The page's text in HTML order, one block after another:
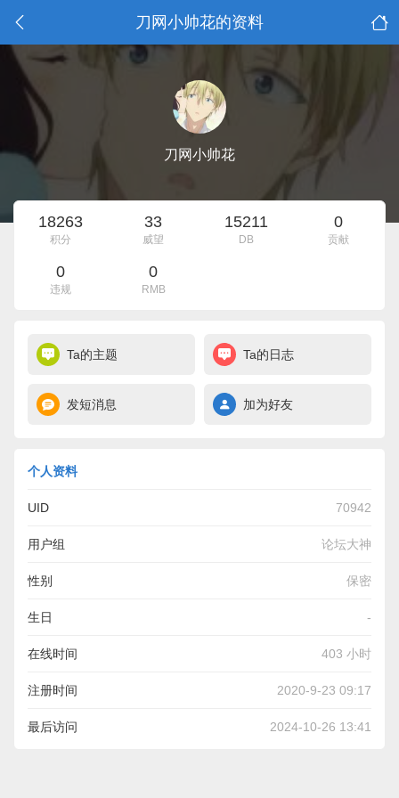
刀网小帅花的资料
刀网小帅花
18263
积分
33
威望
15211
DB
0
贡献
0
违规
0
RMB
Ta的主题 Ta的日志
发短消息 加为好友
个人资料
UID 70942
用户组 论坛大神
性别 保密
生日 -
在线时间 403 小时
注册时间 2020-9-23 09:17
最后访问 2024-10-26 13:41